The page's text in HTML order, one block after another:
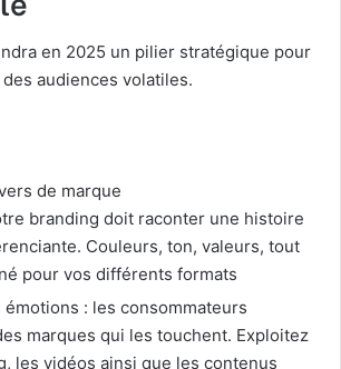
en 2025 un pilier stratégique pour
audiences volatiles.
de marque
branding doit raconter une histoire
Couleurs, ton, valeurs, tout
pour vos différents formats
: les consommateurs
marques qui les touchent. Exploitez
les vidéos ainsi que les contenus